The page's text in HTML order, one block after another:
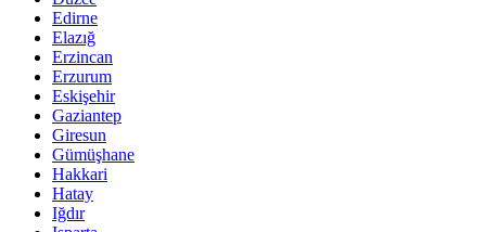
Edirne
Elazığ
Erzincan
Erzurum
Eskişehir
Gaziantep
Giresun
Gümüşhane
Hakkari
Hatay
Iğdır